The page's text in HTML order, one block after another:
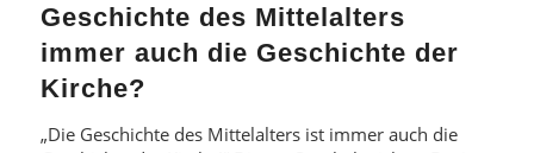
Geschichte des Mittelalters
immer auch die Geschichte der
Kirche?
„Die Geschichte des Mittelalters ist immer auch die